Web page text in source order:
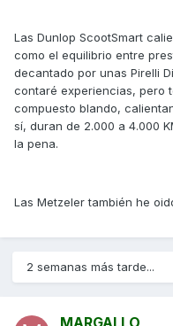
Las Dunlop ScootSmart
como el equilibrio entre
decantado por unas Pirelli
contaré experiencias, pero
compuesto blando,
sí, duran de 2.000 a 4.000
la pena.
Las Metzeler también he
2 semanas más tarde...